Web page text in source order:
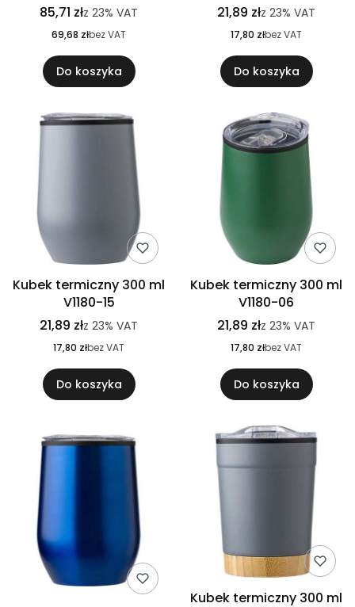
85,71 złz 23% VAT
69,68 złbez VAT
Do koszyka
21,89 złz 23% VAT
17,80 złbez VAT
Do koszyka
Kubek termiczny 300 ml
V1180-15
21,89 złz 23% VAT
17,80 złbez VAT
Do koszyka
Kubek termiczny 300 ml
V1180-06
21,89 złz 23% VAT
17,80 złbez VAT
Do koszyka
Kubek termiczny 300 ml